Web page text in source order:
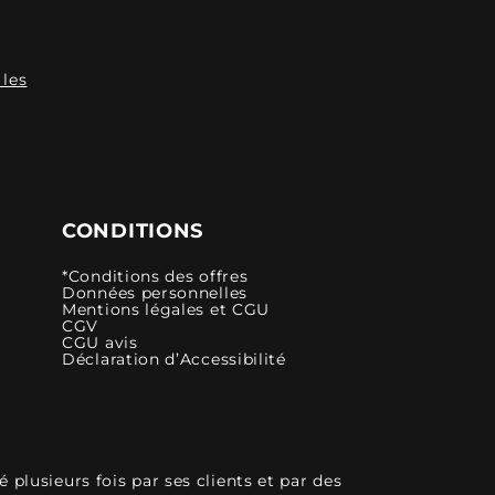
CONDITIONS
*Conditions des offres
Données personnelles
Mentions légales et CGU
CGV
CGU avis
Déclaration d’Accessibilité
plusieurs fois par ses clients et par des